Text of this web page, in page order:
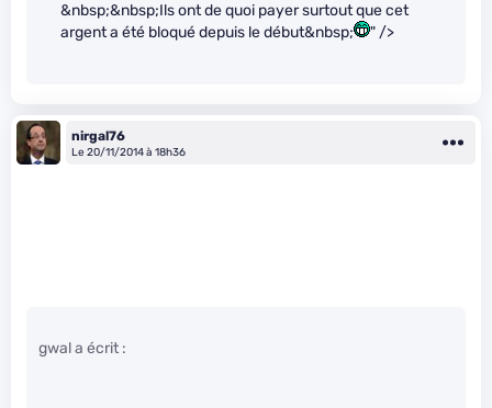
&nbsp;&nbsp;Ils ont de quoi payer surtout que cet
argent a été bloqué depuis le début&nbsp;
" />
nirgal76
Le 20/11/2014 à 18h36
gwal a écrit :